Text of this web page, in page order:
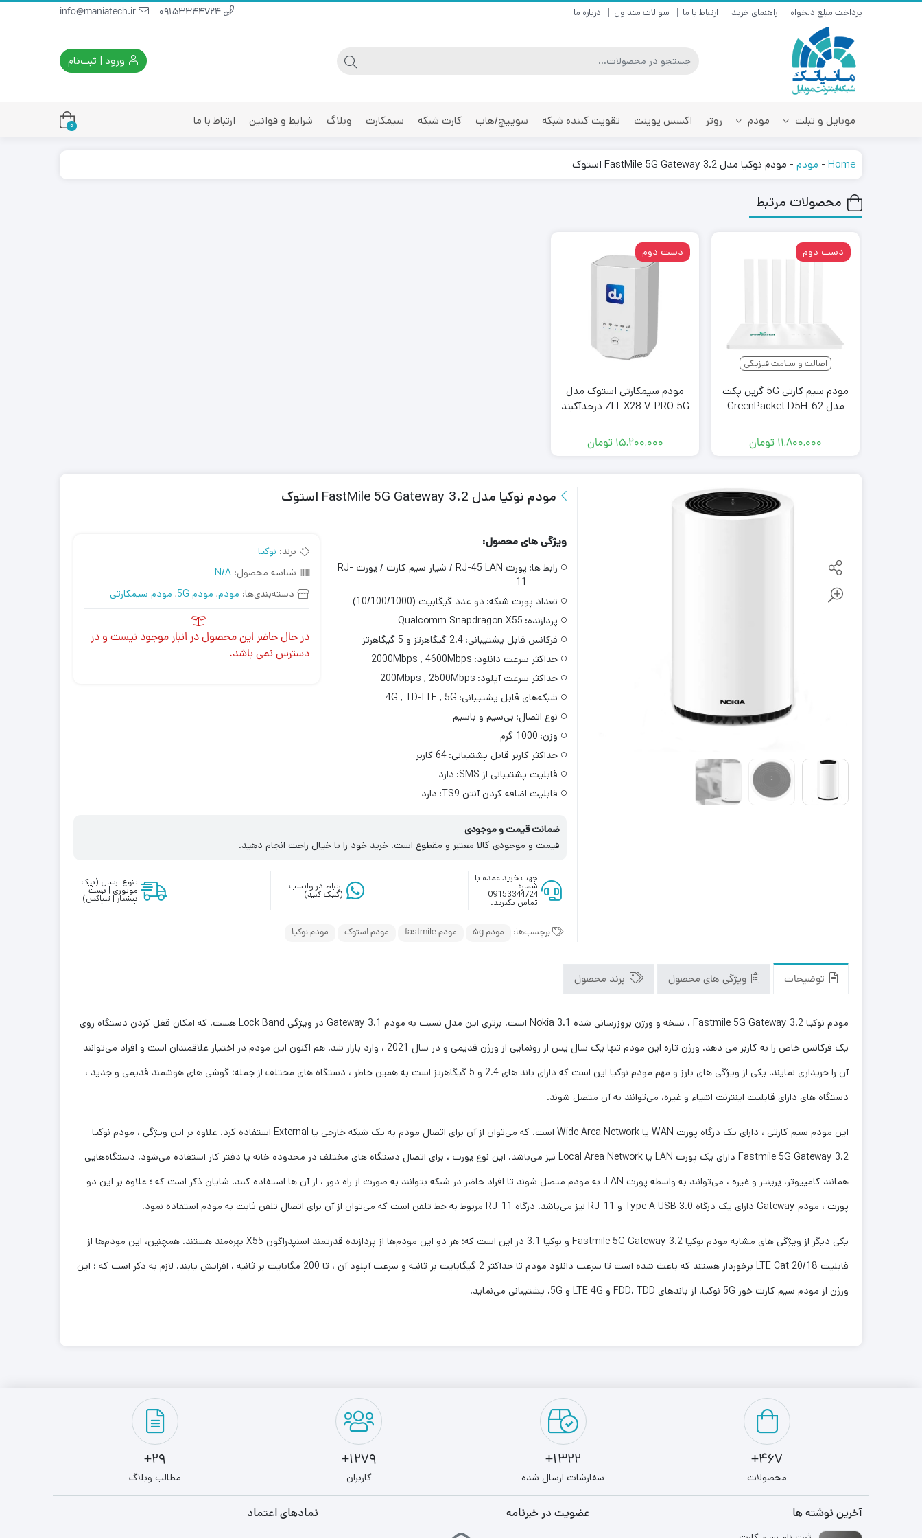
پرداخت مبلغ دلخواه راهنمای خرید ارتباط با ما سوالات متداول درباره ما
ورود | ثبت‌نام
موبایل و تبلت مودم روتر اکسس پوینت تقویت کننده شبکه سوییچ/هاب کارت شبکه سیمکارت وبلاگ شرایط و قوانین ارتباط با ما 0
Home
- مودم - مودم نوکیا مدل FastMile 5G Gateway 3.2 استوک
محصولات مرتبط
اصالت و سلامت فیزیکی
دست دوم
مودم سیم کارتی 5G گرین پکت
مدل GreenPacket D5H-62
۱۱,۸۰۰,۰۰۰ تومان
دست دوم
مودم سیمکارتی استوک مدل
ZLT X28 V-PRO 5G درحدآکبند
جعبه اورجینال
۱۵,۲۰۰,۰۰۰ تومان
مودم نوکیا مدل FastMile 5G Gateway 3.2 استوک
ویژگی های محصول:
رابط‌‌ ها:
پورت RJ-45 LAN / شیار سیم کارت / پورت RJ-
11
تعداد پورت شبکه: دو عدد گیگابیت (10/100/1000)
پردازنده: Qualcomm Snapdragon X55
فرکانس قابل پشتیبانی: 2.4 گیگاهرتز و 5 گیگاهرتز
حداکثر سرعت دانلود: 2000Mbps , 4600Mbps
حداکثر سرعت آپلود: 200Mbps , 2500Mbps
شبکه‌های قابل پشتیبانی: 4G , TD-LTE , 5G
نوع اتصال: بی‌سیم و باسیم
وزن: 1000 گرم
حداکثر کاربر قابل پشتیبانی: 64 کاربر
قابلیت پشتیبانی از SMS:
دارد
قابلیت اضافه کردن آنتن TS9:
دارد
برند: نوکیا
شناسه محصول: N/A
دسته‌بندی‌ها: مودم, مودم 5G , مودم سیمکارتی
در حال حاضر این محصول در انبار موجود نیست و در
دسترس نمی باشد.
ضمانت قیمت و موجودی
قیمت و موجودی کالا معتبر و مقطوع است. خرید خود را با خیال راحت انجام دهید.
جهت خرید عمده با
شماره
09153344724
تماس بگیرید.
ارتباط در واتسپ
(کلیک کنید)
تنوع ارسال (پیک
موتوری | پست
پیشتاز | تیپاکس)
برچسب‌ها: مودم 5g مودم fastmile مودم استوک مودم نوکیا
توضیحات ویژگی های محصول برند محصول
مودم نوکیا Fastmile 5G Gateway 3.2 ، نسخه و ورژن بروزرسانی شده Nokia 3.1 است. برتری این مدل نسبت به مودم Gateway 3.1 در ویژگی Lock Band هست. که امکان قفل کردن دستگاه روی
یک فرکانس خاص را به کاربر می دهد. ورژن تازه این مودم تنها یک سال پس از رونمایی از ورژن قدیمی و در سال 2021 ، وارد بازار شد. هم‌ اکنون این مودم در اختیار علاقمندان است و افراد می‌توانند
آن را خریداری نمایند. یکی از ویژگی‌ های بارز و مهم مودم نوکیا این است که دارای باند های 2.4 و 5 گیگاهرتز است به همین خاطر ، دستگاه‌ های مختلف از جمله؛ گوشی‌ های هوشمند قدیمی و جدید ،
دستگاه‌ های دارای قابلیت اینترنت اشیاء و غیره، می‌توانند به آن متصل شوند.
این مودم سیم کارتی ، دارای یک درگاه پورت WAN یا Wide Area Network است. که می‌توان از آن برای اتصال مودم به یک شبکه خارجی یا External استفاده کرد. علاوه بر این ویژگی ، مودم نوکیا
Fastmile 5G Gateway 3.2 دارای یک پورت LAN یا Local Area Network نیز می‌باشد. این نوع پورت ، برای اتصال دستگاه‌ های مختلف در محدوده خانه یا دفتر کار استفاده می‌شود. دستگاه‌هایی
همانند کامپیوتر، پرینتر و غیره ، می‌توانند به واسطه پورت LAN، به مودم متصل شوند تا افراد حاضر در شبکه بتوانند به صورت از راه دور ، از آن‌ ها استفاده کنند. شایان ذکر است که ؛ علاوه بر این دو
پورت ، مودم Gateway دارای یک درگاه Type A USB 3.0 و RJ-11 نیز می‌باشد. درگاه RJ-11 مربوط به خط تلفن است که می‌توان از آن برای اتصال تلفن ثابت به مودم استفاده نمود.
یکی دیگر از ویژگی‌ های مشابه مودم نوکیا Fastmile 5G Gateway 3.2 و نوکیا 3.1 در این است که؛ هر دو این مودم‌ها از پردازنده قدرتمند اسنپدراگون X55 بهره‌مند هستند. همچنین، این مودم‌ها از
قابلیت LTE Cat 20/18 برخوردار هستند که باعث شده است تا سرعت دانلود مودم تا حداکثر 2 گیگابایت بر ثانیه و سرعت آپلود آن ، تا 200 مگابایت بر ثانیه ، افزایش یابند. لازم به ذکر است که ؛ این
ورژن از مودم سیم کارت خور 5G نوکیا، از باندهای FDD، TDD و LTE 4G و 5G، پشتیبانی می‌نماید.
467+
محصولات
1322+
سفارشات ارسال شده
1279+
کاربران
29+
مطالب وبلاگ
آخرین نوشته ها عضویت در خبرنامه نمادهای اعتماد